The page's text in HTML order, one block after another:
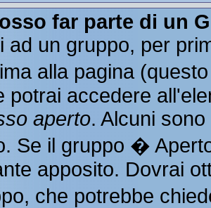
far parte di un
ad un gruppo, per
alla pagina
potrai accedere
aperto. Alcuni
Se il gruppo �
apposito. Dovrai
che potrebbe